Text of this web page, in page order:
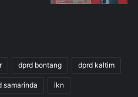
dprd bontang dprd kaltim
samarinda ikn